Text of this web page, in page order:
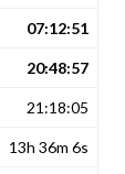
07:12:51
20:48:57
21:18:05
13h 36m 6s